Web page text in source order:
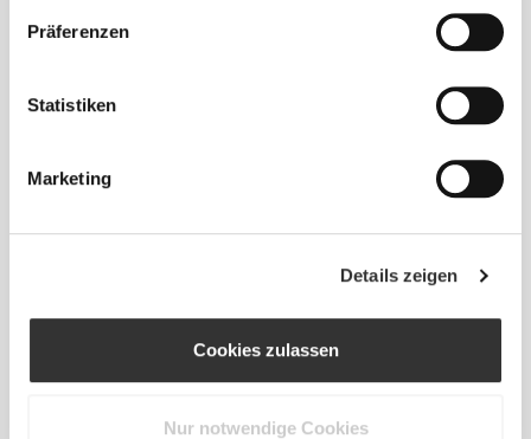
Präferenzen
Statistiken
Marketing
Details zeigen
Cookies zulassen
Nur notwendige Cookies
Konstruierte, nahtlose Teile, die darauf ausgerichtet
sind, dir dabei zu helfen, persönliche Rekorde zu
sich perfekt an deinen Körper anpasst, denn